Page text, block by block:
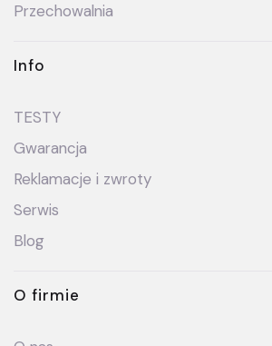
Przechowalnia
Info
TESTY
Gwarancja
Reklamacje i zwroty
Serwis
Blog
O firmie